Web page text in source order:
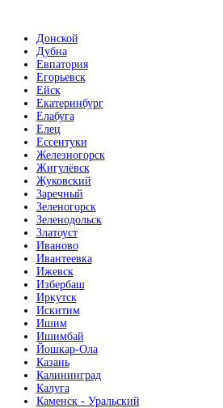
Донской
Дубна
Евпатория
Егорьевск
Ейск
Екатеринбург
Елабуга
Елец
Ессентуки
Железногорск
Жигулёвск
Жуковский
Заречный
Зеленогорск
Зеленодольск
Златоуст
Иваново
Ивантеевка
Ижевск
Избербаш
Иркутск
Искитим
Ишим
Ишимбай
Йошкар-Ола
Казань
Калининград
Калуга
Каменск - Уральский